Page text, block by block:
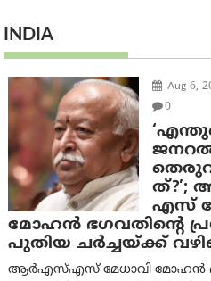
INDIA
Aug 6,
0
എസ്
മോഹൻ ഭഗവതിന്റെ
പുതിയ ചര്‍ച്ചയ്ക്ക്
ആർ‌എസ്‌എസ് മേധാവി മോഹൻ